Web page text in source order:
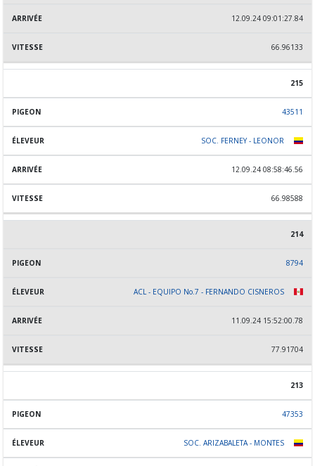
12.09.24 09:01:27.84
66.96133
215
43511
SOC. FERNEY - LEONOR
12.09.24 08:58:46.56
66.98588
214
8794
ACL - EQUIPO No.7 - FERNANDO CISNEROS
11.09.24 15:52:00.78
77.91704
213
47353
SOC. ARIZABALETA - MONTES